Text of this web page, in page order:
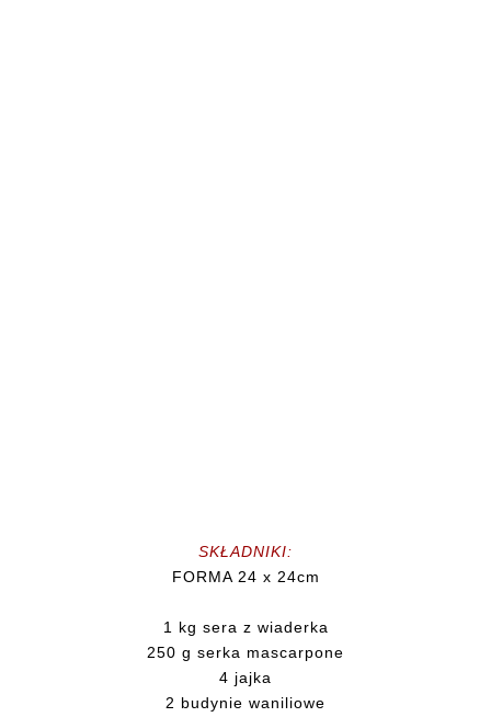
SKŁADNIKI:
FORMA 24 x 24cm
1 kg sera z wiaderka
250 g serka mascarpone
4 jajka
2 budynie waniliowe